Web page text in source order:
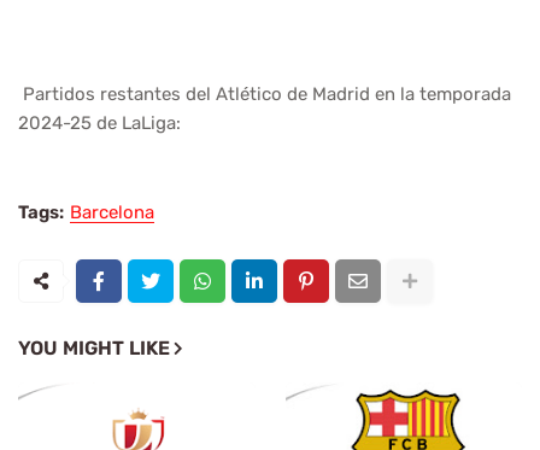
Partidos restantes del Atlético de Madrid en la temporada
2024-25 de LaLiga:
Tags: Barcelona
YOU MIGHT LIKE